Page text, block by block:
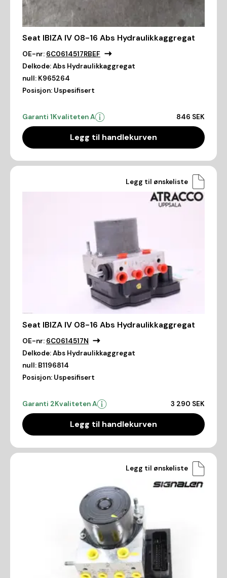
Seat IBIZA IV 08-16 Abs Hydraulikkaggregat
OE-nr: 6C0614517RBEF
Delkode:Abs Hydraulikkaggregat
null: K965264
Posisjon: Uspesifisert
Garanti 1Kvaliteten A 846 SEK
Legg til handlekurven
Legg til ønskeliste
Seat IBIZA IV 08-16 Abs Hydraulikkaggregat
OE-nr: 6C0614517N
Delkode:Abs Hydraulikkaggregat
null: B1196814
Posisjon: Uspesifisert
Garanti 2Kvaliteten A 3 290 SEK
Legg til handlekurven
Legg til ønskeliste